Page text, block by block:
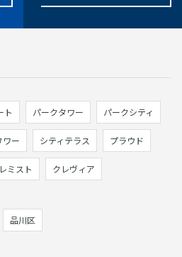
ト パークタワー パークシティ
ワー シティテラス プラウド
ミスト クレヴィア
品川区